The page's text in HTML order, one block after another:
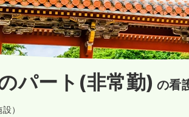
パート(非常勤) の看
）